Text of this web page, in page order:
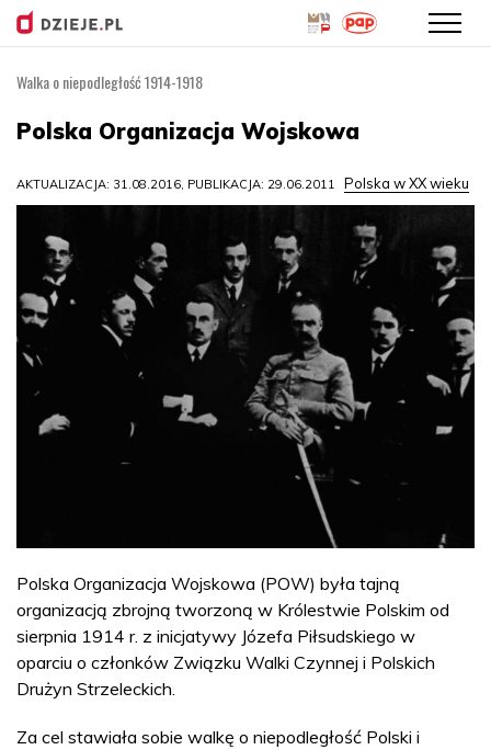
treści
Walka o niepodległość 1914-1918
Polska Organizacja Wojskowa
AKTUALIZACJA: 31.08.2016, PUBLIKACJA: 29.06.2011 Polska w XX wieku
Polska Organizacja Wojskowa (POW) była tajną
organizacją zbrojną tworzoną w Królestwie Polskim od
sierpnia 1914 r. z inicjatywy Józefa Piłsudskiego w
oparciu o członków Związku Walki Czynnej i Polskich
Drużyn Strzeleckich.
Za cel stawiała sobie walkę o niepodległość Polski i